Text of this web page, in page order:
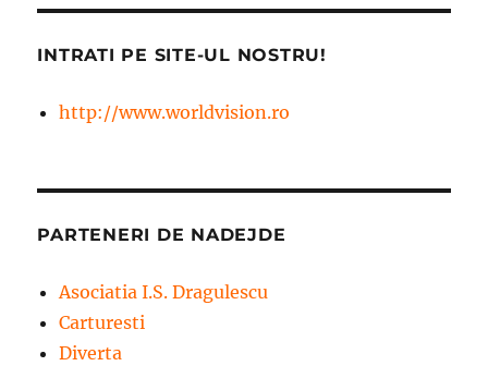
INTRATI PE SITE-UL NOSTRU!
http://www.worldvision.ro
PARTENERI DE NADEJDE
Asociatia I.S. Dragulescu
Carturesti
Diverta